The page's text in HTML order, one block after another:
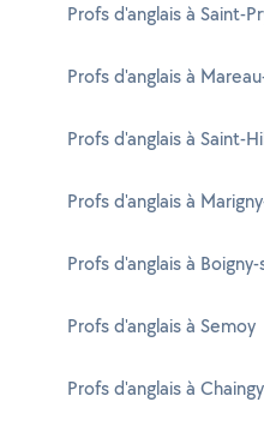
Profs d'anglais à Saint-
Profs d'anglais à
Profs d'anglais à Saint-
Profs d'anglais à
Profs d'anglais à
Profs d'anglais à Semoy
Profs d'anglais à Chaingy